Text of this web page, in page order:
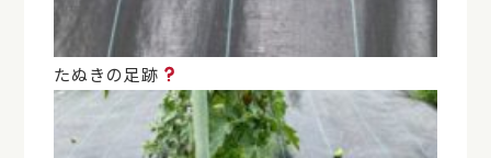
たぬきの足跡